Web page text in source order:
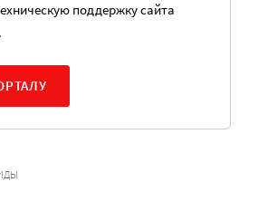
поддержку сайта